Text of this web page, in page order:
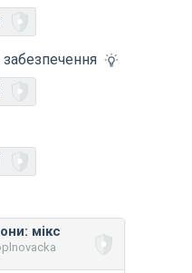
забезпечення
мікс